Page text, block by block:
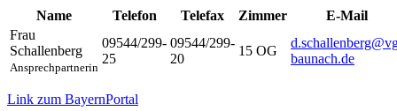
Name Telefon Telefax Zimmer
E-Mail
Frau
Schallenberg
Ansprechpartnerin
09544/299-
25
09544/299-
20
15 OG
baunach.de
Link zum BayernPortal